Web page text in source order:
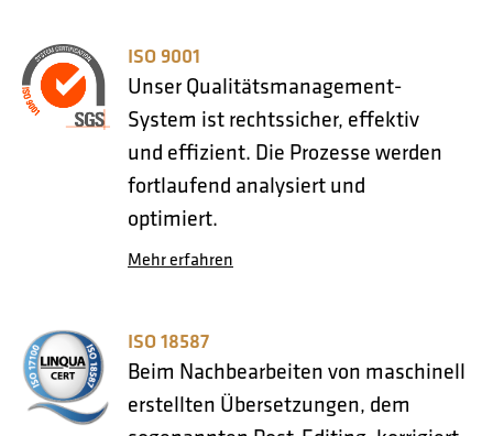
ISO 9001
Unser Qualitätsmanagement-
System ist rechtssicher, effektiv
und effizient. Die Prozesse werden
fortlaufend analysiert und
optimiert.
Mehr erfahren
ISO 18587
Beim Nachbearbeiten von maschinell
erstellten Übersetzungen, dem